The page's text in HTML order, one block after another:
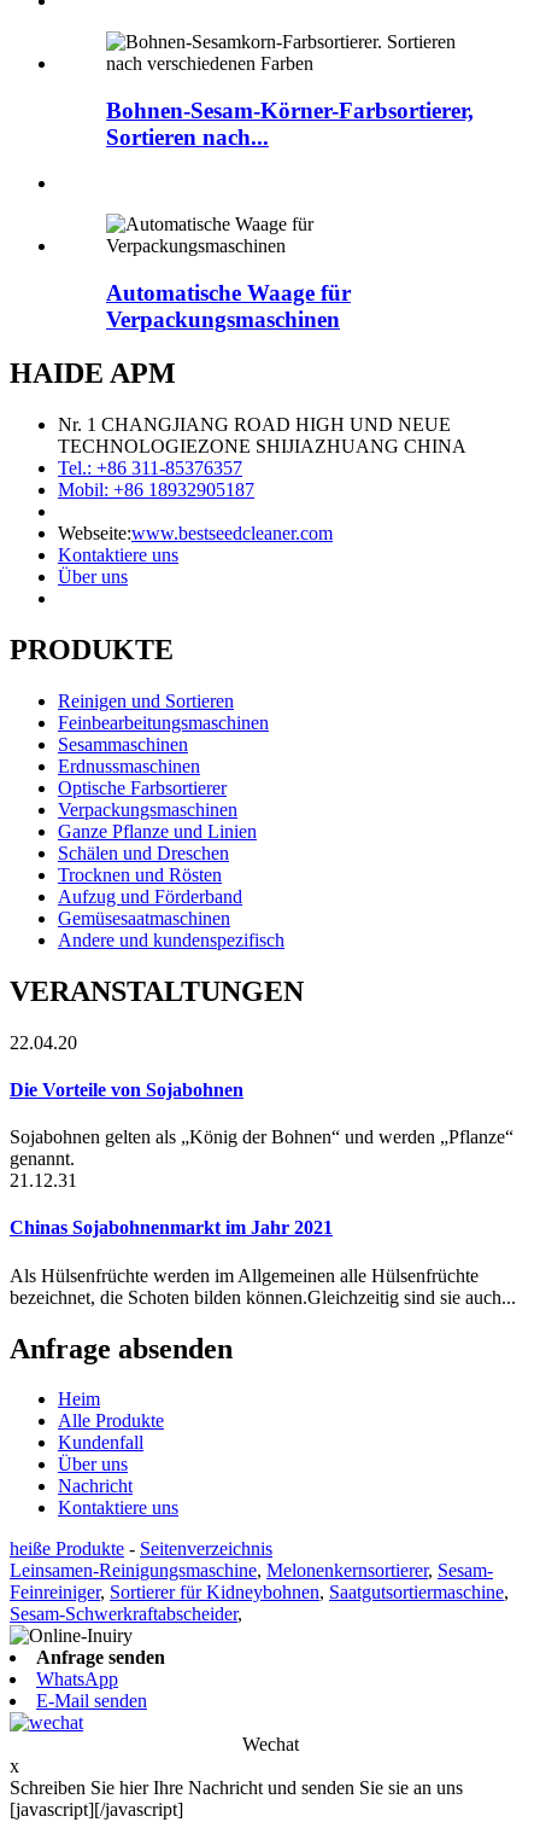
Bohnen-Sesam-Körner-Farbsortierer,
Sortieren nach...
Automatische Waage für
Verpackungsmaschinen
HAIDE APM
Nr. 1 CHANGJIANG ROAD HIGH UND NEUE
TECHNOLOGIEZONE SHIJIAZHUANG CHINA
Tel.: +86 311-85376357
Mobil: +86 18932905187
Webseite:www.bestseedcleaner.com
Kontaktiere uns
Über uns
PRODUKTE
Reinigen und Sortieren
Feinbearbeitungsmaschinen
Sesammaschinen
Erdnussmaschinen
Optische Farbsortierer
Verpackungsmaschinen
Ganze Pflanze und Linien
Schälen und Dreschen
Trocknen und Rösten
Aufzug und Förderband
Gemüsesaatmaschinen
Andere und kundenspezifisch
VERANSTALTUNGEN
22.04.20
Die Vorteile von Sojabohnen
Sojabohnen gelten als „König der Bohnen“ und werden „Pflanze“
genannt.
21.12.31
Chinas Sojabohnenmarkt im Jahr 2021
Als Hülsenfrüchte werden im Allgemeinen alle Hülsenfrüchte
bezeichnet, die Schoten bilden können.Gleichzeitig sind sie auch...
Anfrage absenden
Heim
Alle Produkte
Kundenfall
Über uns
Nachricht
Kontaktiere uns
heiße Produkte - Seitenverzeichnis
Leinsamen-Reinigungsmaschine, Melonenkernsortierer, Sesam-
Feinreiniger, Sortierer für Kidneybohnen, Saatgutsortiermaschine,
Sesam-Schwerkraftabscheider,
Anfrage senden
WhatsApp
E-Mail senden
Wechat
x
Schreiben Sie hier Ihre Nachricht und senden Sie sie an uns
[javascript][/javascript]